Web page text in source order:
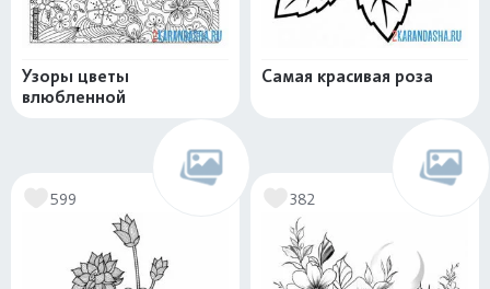
Узоры цветы
влюбленной
Самая красивая роза
599 382